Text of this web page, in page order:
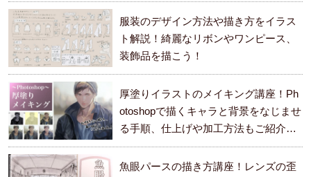
服装のデザイン方法や描き方をイラス
ト解説！綺麗なリボンやワンピース、
装飾品を描こう！
厚塗りイラストのメイキング講座！Ph
otoshopで描くキャラと背景をなじませ
る手順、仕上げや加工方法もご紹介し
ます。
魚眼パースの描き方講座！レンズの歪